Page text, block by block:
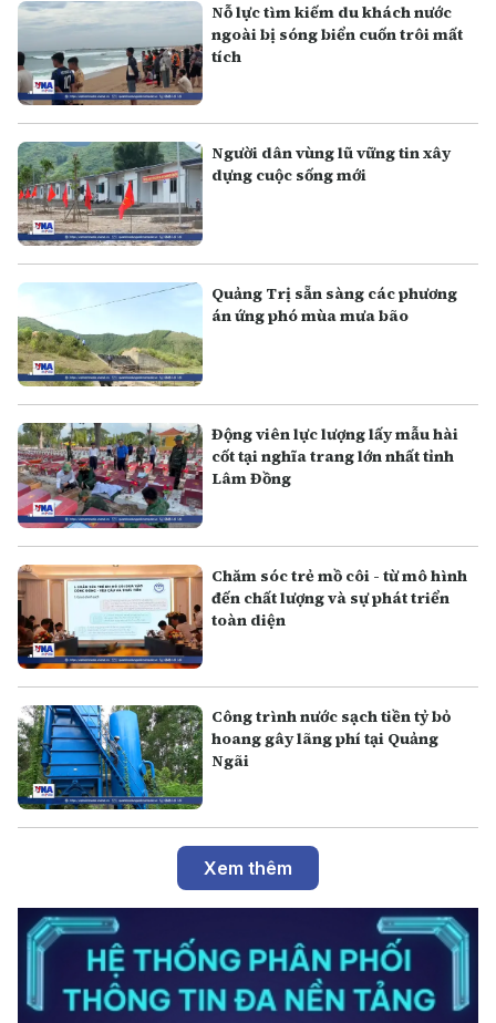
Nỗ lực tìm kiếm du khách nước
ngoài bị sóng biển cuốn trôi mất
tích
Người dân vùng lũ vững tin xây
dựng cuộc sống mới
Quảng Trị sẵn sàng các phương
án ứng phó mùa mưa bão
Động viên lực lượng lấy mẫu hài
cốt tại nghĩa trang lớn nhất tỉnh
Lâm Đồng
Chăm sóc trẻ mồ côi - từ mô hình
đến chất lượng và sự phát triển
toàn diện
Công trình nước sạch tiền tỷ bỏ
hoang gây lãng phí tại Quảng
Ngãi
Xem thêm